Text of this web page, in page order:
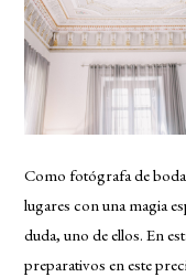
Como fotógrafa de
lugares con una magia
duda, uno de ellos. En
preparativos en este